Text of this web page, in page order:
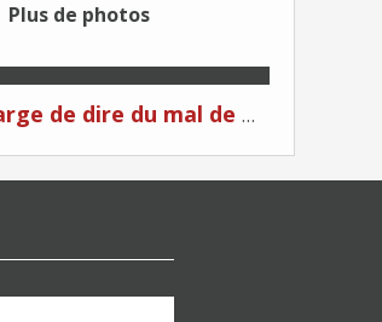
Plus de photos
mal de moi... Quand on me critique... C'est du plagiat ! "